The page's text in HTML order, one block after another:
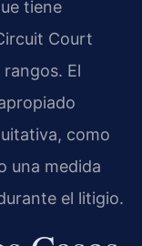
tiene
Court
El
como
una medida
el litigio.